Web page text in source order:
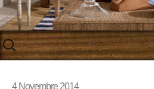
Skip
to
content
4 Novembre 2014